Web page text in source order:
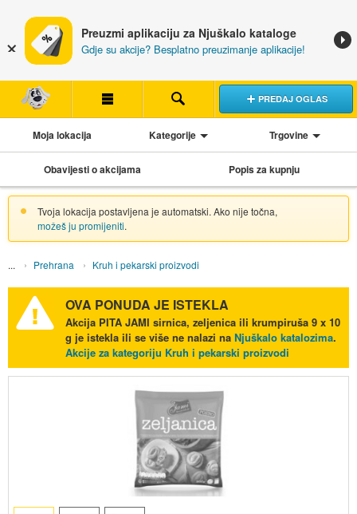
Preuzmi aplikaciju za Njuškalo kataloge
Gdje su akcije? Besplatno preuzimanje aplikacije!
PREDAJ OGLAS
Moja lokacija Kategorije Trgovine
Obavijesti o akcijama Popis za kupnju
Tvoja lokacija postavljena je automatski. Ako nije točna,
možeš ju promijeniti.
Prehrana Kruh i pekarski proizvodi
OVA PONUDA JE ISTEKLA
Akcija PITA JAMI sirnica, zeljenica ili krumpiruša 9 x 10
g je istekla ili se više ne nalazi na Njuškalo katalozima.
Akcije za kategoriju Kruh i pekarski proizvodi